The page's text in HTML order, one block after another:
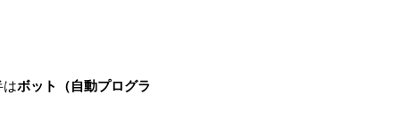
はボット（自動プログラ